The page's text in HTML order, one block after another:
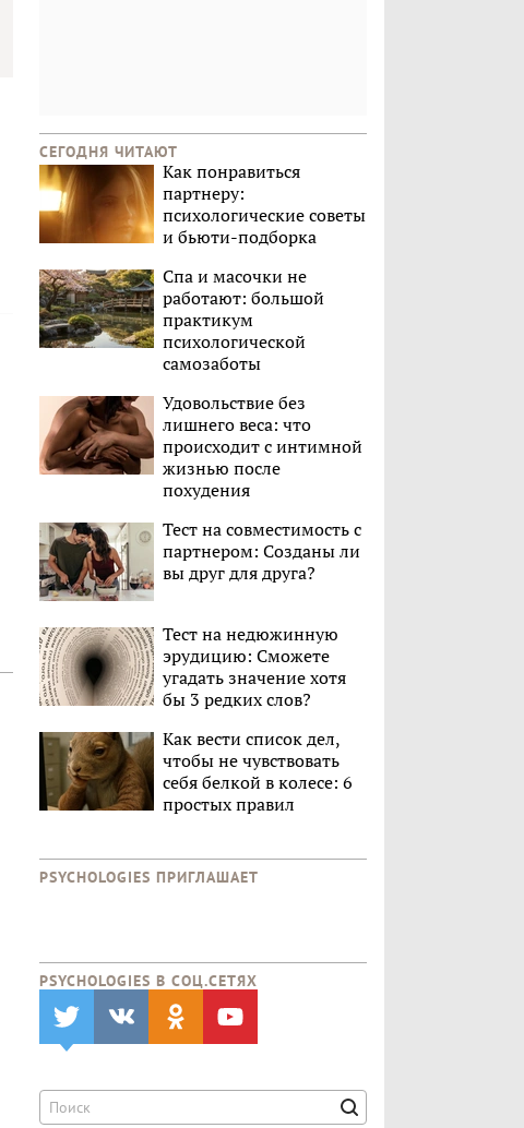
СЕГОДНЯ ЧИТАЮТ
Как понравиться
партнеру:
психологические советы
и бьюти-подборка
Спа и масочки не
работают: большой
практикум
психологической
самозаботы
Удовольствие без
лишнего веса: что
происходит с интимной
жизнью после
похудения
Тест на совместимость с
партнером: Созданы ли
вы друг для друга?
Тест на недюжинную
эрудицию: Сможете
угадать значение хотя
бы 3 редких слов?
Как вести список дел,
чтобы не чувствовать
себя белкой в колесе: 6
простых правил
PSYCHOLOGIES ПРИГЛАШАЕТ
PSYCHOLOGIES В CОЦ.СЕТЯХ